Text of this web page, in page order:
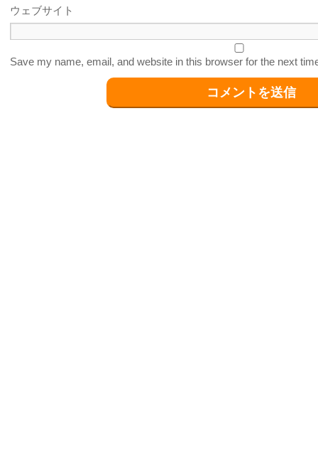
ウェブサイト
Save my name, email, and website in this browser for the next